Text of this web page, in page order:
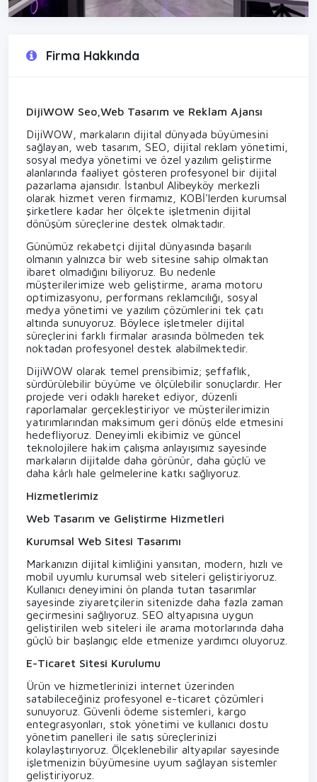
Firma Hakkında
DijiWOW Seo,Web Tasarım ve Reklam Ajansı
DijiWOW, markaların dijital dünyada büyümesini
sağlayan, web tasarım, SEO, dijital reklam yönetimi,
sosyal medya yönetimi ve özel yazılım geliştirme
alanlarında faaliyet gösteren profesyonel bir dijital
pazarlama ajansıdır. İstanbul Alibeyköy merkezli
olarak hizmet veren firmamız, KOBİ'lerden kurumsal
şirketlere kadar her ölçekte işletmenin dijital
dönüşüm süreçlerine destek olmaktadır.
Günümüz rekabetçi dijital dünyasında başarılı
olmanın yalnızca bir web sitesine sahip olmaktan
ibaret olmadığını biliyoruz. Bu nedenle
müşterilerimize web geliştirme, arama motoru
optimizasyonu, performans reklamcılığı, sosyal
medya yönetimi ve yazılım çözümlerini tek çatı
altında sunuyoruz. Böylece işletmeler dijital
süreçlerini farklı firmalar arasında bölmeden tek
noktadan profesyonel destek alabilmektedir.
DijiWOW olarak temel prensibimiz; şeffaflık,
sürdürülebilir büyüme ve ölçülebilir sonuçlardır. Her
projede veri odaklı hareket ediyor, düzenli
raporlamalar gerçekleştiriyor ve müşterilerimizin
yatırımlarından maksimum geri dönüş elde etmesini
hedefliyoruz. Deneyimli ekibimiz ve güncel
teknolojilere hakim çalışma anlayışımız sayesinde
markaların dijitalde daha görünür, daha güçlü ve
daha kârlı hale gelmelerine katkı sağlıyoruz.
Hizmetlerimiz
Web Tasarım ve Geliştirme Hizmetleri
Kurumsal Web Sitesi Tasarımı
Markanızın dijital kimliğini yansıtan, modern, hızlı ve
mobil uyumlu kurumsal web siteleri geliştiriyoruz.
Kullanıcı deneyimini ön planda tutan tasarımlar
sayesinde ziyaretçilerin sitenizde daha fazla zaman
geçirmesini sağlıyoruz. SEO altyapısına uygun
geliştirilen web siteleri ile arama motorlarında daha
güçlü bir başlangıç elde etmenize yardımcı oluyoruz.
E-Ticaret Sitesi Kurulumu
Ürün ve hizmetlerinizi internet üzerinden
satabileceğiniz profesyonel e-ticaret çözümleri
sunuyoruz. Güvenli ödeme sistemleri, kargo
entegrasyonları, stok yönetimi ve kullanıcı dostu
yönetim panelleri ile satış süreçlerinizi
kolaylaştırıyoruz. Ölçeklenebilir altyapılar sayesinde
işletmenizin büyümesine uyum sağlayan sistemler
geliştiriyoruz.